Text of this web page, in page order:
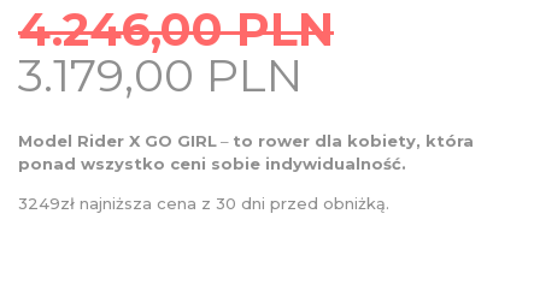
4.246,00PLN
Original
price
was:
4.246,00
PLN.
3.179,00 PLN
is:
3.179,00
PLN.
Model Rider X GO GIRL– to rower dla kobiety, która
ponad wszystko ceni sobie indywidualność.
3249zł najniższa cena z 30 dni przed obniżką.